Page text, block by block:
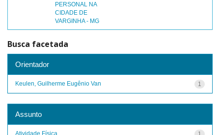
PERSONAL NA
CIDADE DE
VARGINHA - MG
Busca facetada
Orientador
1
Keulen, Guilherme Eugênio Van
Assunto
Atividade Física